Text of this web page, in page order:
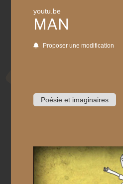
youtu.be
MAN
Proposer une modification
Poésie et imaginaires